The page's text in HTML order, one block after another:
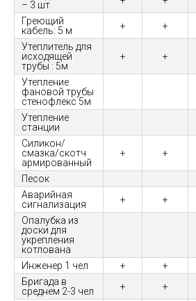
– 3 шт
Греющий
кабель: 5 м
+ +
Утеплитель для
исходящей
трубы : 5м
+ +
Утепление
фановой трубы
стенофлекс 5м
Утепление
станции
Силикон/
смазка/скотч
армированный
+ +
Песок
Аварийная
сигнализация
+ +
Опалубка из
доски для
укрепления
котлована
Инженер 1 чел
+ +
Бригада в
среднем 2-3 чел
+ +